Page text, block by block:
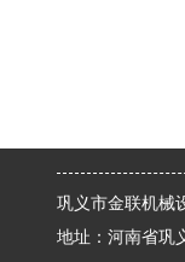
巩义市金联机械
地址：河南省巩